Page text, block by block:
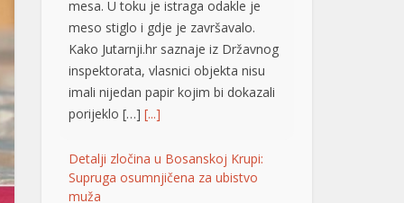
imali nijedan papir kojim bi dokazali
porijeklo […] [...]
Detalji zločina u Bosanskoj Krupi:
Supruga osumnjičena za ubistvo
muža
supruga je sinoć ubila
muža, nezvanično